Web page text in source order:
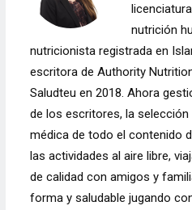
nutrición
nutricionista registrada en
escritora de Authority
Saludteu en 2018. Ahora
de los escritores, la
médica de todo el contenido
las actividades al aire libre,
de calidad con amigos y
forma y saludable jugando